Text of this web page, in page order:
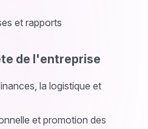
et rapports
de l'entreprise
la logistique et
et promotion des